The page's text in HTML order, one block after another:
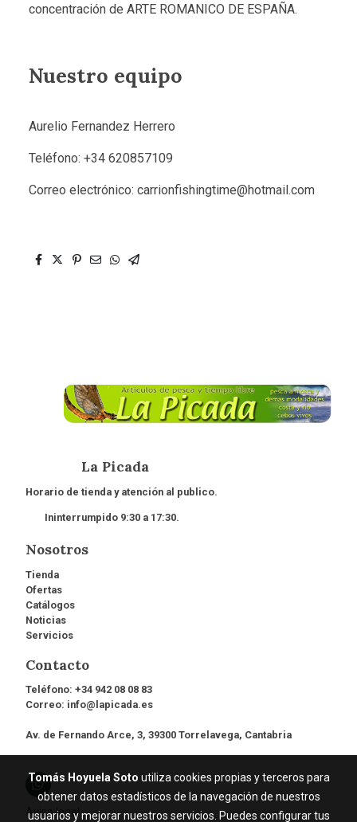
concentración de ARTE ROMANICO DE ESPAÑA.
Nuestro equipo
Aurelio Fernandez Herrero
Teléfono: +34 620857109
Correo electrónico: carrionfishingtime@hotmail.com
La Picada
Horario de tienda y atención al publico.
Ininterrumpido 9:30 a 17:30.
Nosotros
Tienda
Ofertas
Catálogos
Noticias
Servicios
Contacto
Teléfono: +34 942 08 08 83
Correo: info@lapicada.es
Av. de Fernando Arce, 3, 39300 Torrelavega, Cantabria
Aviso legal
Tomás Hoyuela Soto utiliza cookies propias y terceros para
obtener datos estadísticos de la navegación de nuestros
usuarios y mejorar nuestros servicios. Puedes configurar tus